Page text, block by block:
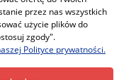
przez nas wszystkich
użycie plików do
zgody".
Polityce prywatności.